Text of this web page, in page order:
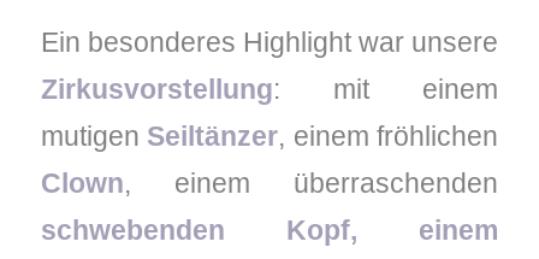
Ein besonderes Highlight war unsere
Zirkusvorstellung: mit einem
mutigen Seiltänzer, einem fröhlichen
Clown, einem überraschenden
schwebenden Kopf, einem